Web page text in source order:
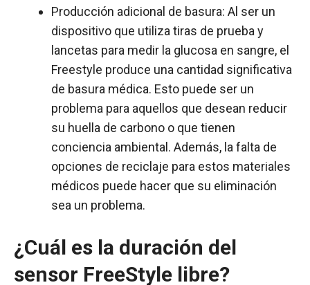
Producción adicional de basura: Al ser un
dispositivo que utiliza tiras de prueba y
lancetas para medir la glucosa en sangre, el
Freestyle produce una cantidad significativa
de basura médica. Esto puede ser un
problema para aquellos que desean reducir
su huella de carbono o que tienen
conciencia ambiental. Además, la falta de
opciones de reciclaje para estos materiales
médicos puede hacer que su eliminación
sea un problema.
¿Cuál es la duración del
sensor FreeStyle libre?